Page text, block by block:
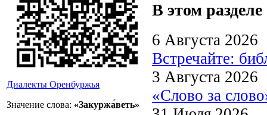
Диалекты Оренбуржья
Значение слова: «Закуржа́веть»
В этом разделе
6 Августа 2026
Встречайте:
3 Августа 2026
«Слово за